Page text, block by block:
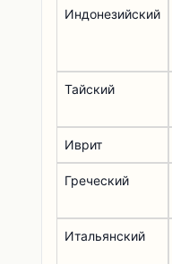
Индонезийский
Тайский
Иврит
Греческий
Итальянский